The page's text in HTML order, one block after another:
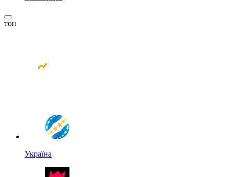
топ
Україна